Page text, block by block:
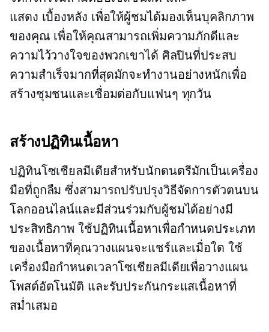
แสดง เบื้องหลัง เพื่อให้ผู้ชมได้มองเห็นบุคลิกภาพ
ของคุณ เพื่อให้คุณสามารถเพิ่มความภักดีและ
ความไว้วางใจของพวกเขาได้ ศิลปินที่ประสบ
ความสำเร็จมากที่สุดมักจะทำงานอย่างหนักเพื่อ
สร้างชุมชนและเชื่อมต่อกับแฟนๆ ทุกวัน
สร้างปฏิทินเนื้อหา
ปฏิทินโซเชียลมีเดียสำหรับนักดนตรีมักเป็นเครื่อง
มือที่ถูกลืม ซึ่งสามารถปรับปรุงวิธีจัดการตัวตนบน
โลกออนไลน์และมีส่วนร่วมกับผู้ชมได้อย่างมี
ประสิทธิภาพ ใช้ปฏิทินเนื้อหาเพื่อกำหนดประเภท
ของเนื้อหาที่คุณวางแผนจะแชร์และเมื่อใด ใช้
เครื่องมือกำหนดเวลาโซเชียลมีเดียเพื่อวางแผน
โพสต์อัตโนมัติ และรับประกันกระแสเนื้อหาที่
สม่ำเสมอ